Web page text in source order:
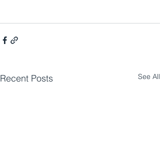
Recent Posts See All